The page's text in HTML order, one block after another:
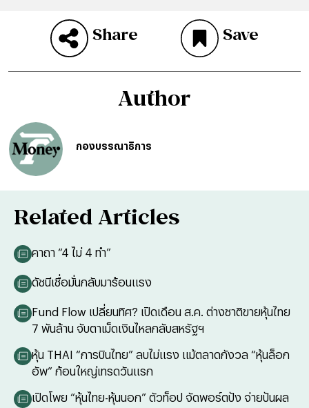
Share Save
Author
กองบรรณาธิการ
Related Articles
คาถา “4 ไม่ 4 ทำ”
ดัชนีเชื่อมั่นกลับมาร้อนแรง
Fund Flow เปลี่ยนทิศ? เปิดเดือน ส.ค. ต่างชาติขายหุ้นไทย
7 พันล้าน จับตาเม็ดเงินไหลกลับสหรัฐฯ
หุ้น THAI “การบินไทย” ลบไม่แรง แม้ตลาดกังวล “หุ้นล็อก
อัพ” ก้อนใหญ่เทรดวันแรก
เปิดโพย “หุ้นไทย-หุ้นนอก” ตัวท็อป จัดพอร์ตปัง จ่ายปันผล